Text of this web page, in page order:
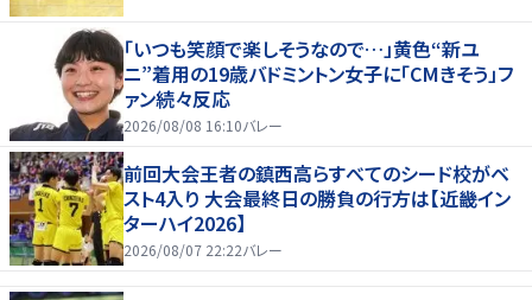
「いつも笑顔で楽しそうなので…」黄色“新ユ
ニ”着用の19歳バドミントン女子に「CMきそう」フ
ァン続々反応
2026/08/08 16:10バレー
前回大会王者の鎮西高らすべてのシード校がベ
スト4入り 大会最終日の勝負の行方は【近畿イン
ターハイ2026】
2026/08/07 22:22バレー